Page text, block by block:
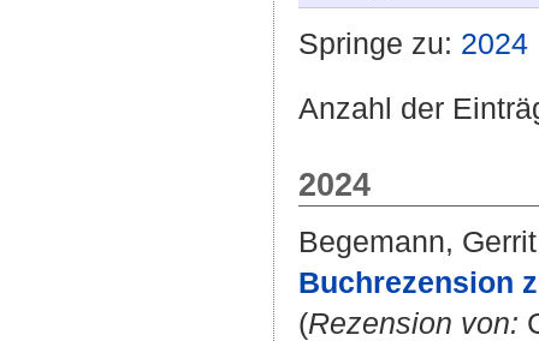
Springe zu: 2024
Anzahl der
2024
Begemann, Gerrit
Buchrezension
(Rezension von: